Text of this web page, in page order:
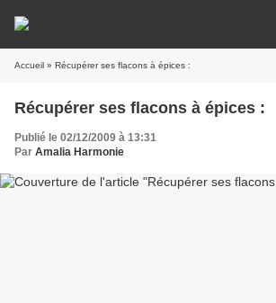
Accueil » Récupérer ses flacons à épices :
Récupérer ses flacons à épices :
Publié le 02/12/2009 à 13:31
Par Amalia Harmonie